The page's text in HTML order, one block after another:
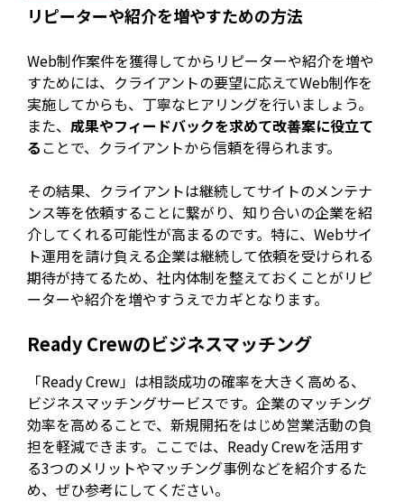
リピーターや紹介を増やすための方法
Web制作案件を獲得してからリピーターや紹介を増や
すためには、クライアントの要望に応えてWeb制作を
実施してからも、丁寧なヒアリングを行いましょう。
また、 成果やフィードバックを求めて改善案に役立て
ることで、クライアントから信頼を得られます。
その結果、クライアントは継続してサイトのメンテナ
ンス等を依頼することに繋がり、知り合いの企業を紹
介してくれる可能性が高まるのです。特に、Webサイ
ト運用を請け負える企業は継続して依頼を受けられる
期待が持てるため、社内体制を整えておくことがリピ
ーターや紹介を増やすうえでカギとなります。
Ready Crewのビジネスマッチング
「Ready Crew」は相談成功の確率を大きく高める、
ビジネスマッチングサービスです。企業のマッチング
効率を高めることで、新規開拓をはじめ営業活動の負
担を軽減できます。ここでは、Ready Crewを活用す
る3つのメリットやマッチング事例などを紹介するた
め、ぜひ参考にしてください。